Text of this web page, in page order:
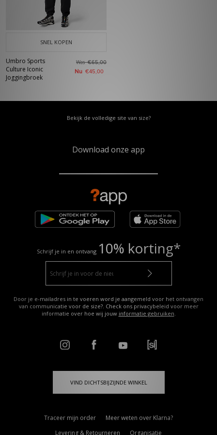
SNEL KOPEN
Umbro Sports
Culture Iconic
Joggingbroek
Was€65,00
Nu €45,00
Bekijk de volledige site van size?
Download onze app
Schrijf je in en ontvang 10% korting*
Door je e-mailadres in te voeren word je aangemeld voor het ontvangen
van communicatie voor de size?. Check ons privacybeleid voor meer
informatie over hoe wij jouw informatie gebruiken.
VIND DICHTSBIJZIJNDE WINKEL
Traceer mijn order
Meer weten over Klarna?
Levering & Retourneren
Organisatie